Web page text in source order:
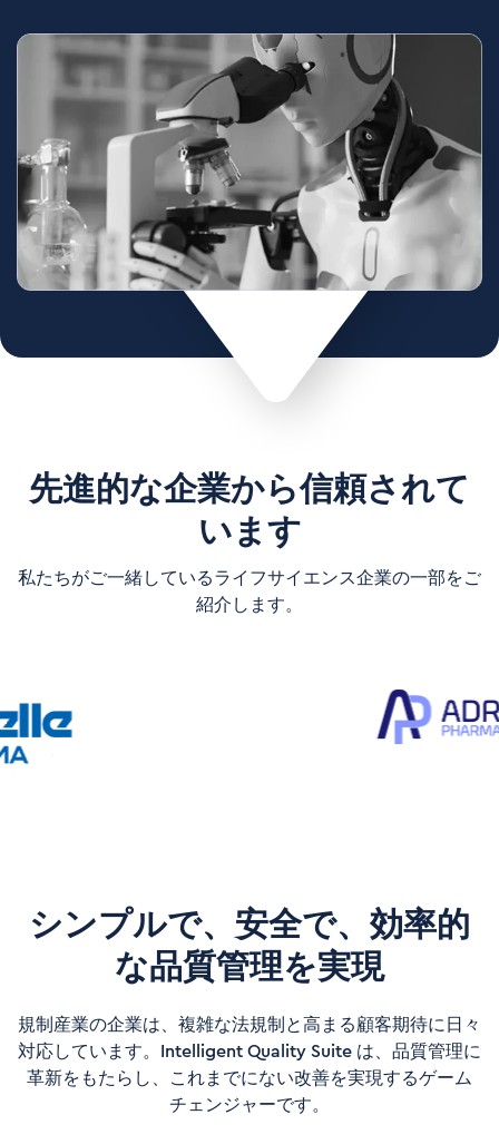
先進的な企業から信頼されて
います
私たちがご一緒しているライフサイエンス企業の一部をご
紹介します。
シンプルで、安全で、効率的
な品質管理を実現
規制産業の企業は、複雑な法規制と高まる顧客期待に日々
対応しています。Intelligent Quality Suite は、品質管理に
革新をもたらし、これまでにない改善を実現するゲーム
チェンジャーです。